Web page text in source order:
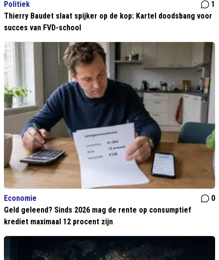
Politiek
1
Thierry Baudet slaat spijker op de kop: Kartel doodsbang voor
succes van FVD-school
Economie
0
Geld geleend? Sinds 2026 mag de rente op consumptief
krediet maximaal 12 procent zijn